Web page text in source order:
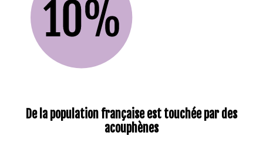
De la population française est touchée par des
acouphènes